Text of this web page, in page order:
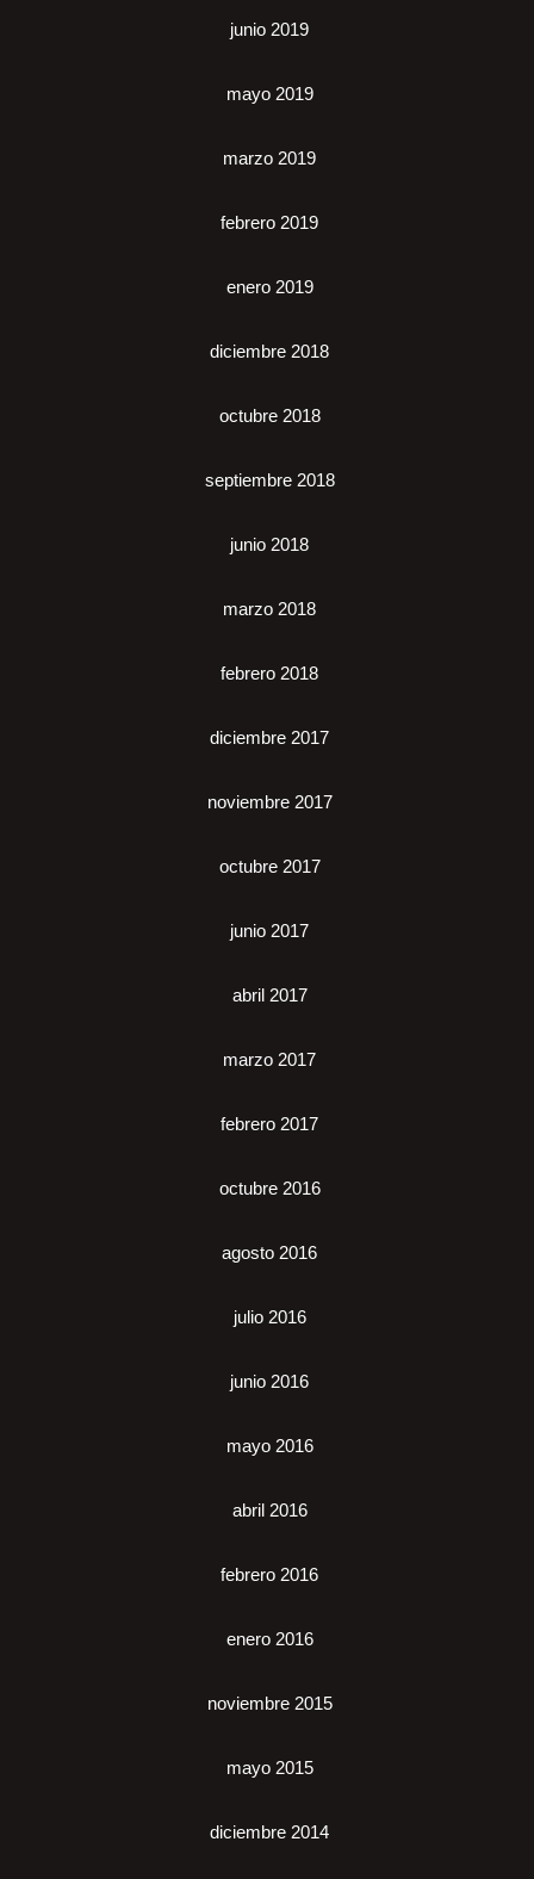
junio 2019
mayo 2019
marzo 2019
febrero 2019
enero 2019
diciembre 2018
octubre 2018
septiembre 2018
junio 2018
marzo 2018
febrero 2018
diciembre 2017
noviembre 2017
octubre 2017
junio 2017
abril 2017
marzo 2017
febrero 2017
octubre 2016
agosto 2016
julio 2016
junio 2016
mayo 2016
abril 2016
febrero 2016
enero 2016
noviembre 2015
mayo 2015
diciembre 2014